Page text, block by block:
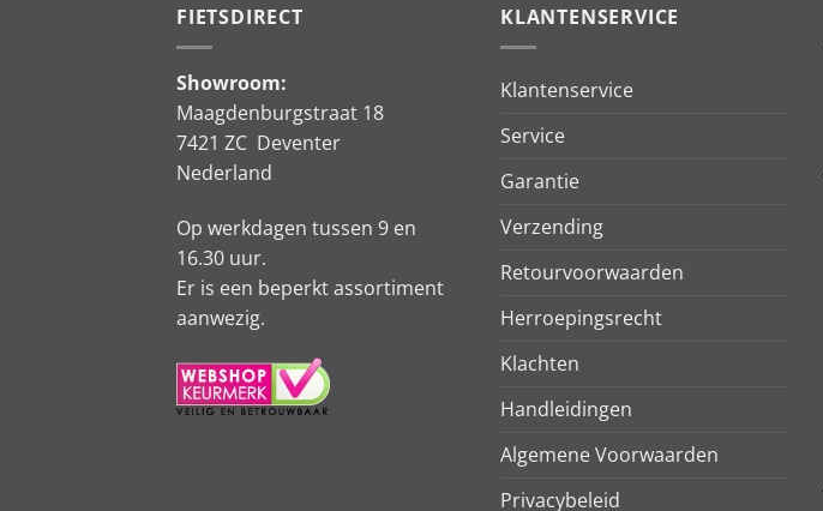
FIETSDIRECT
Showroom:
Maagdenburgstraat 18
7421 ZC Deventer
Nederland
Op werkdagen tussen 9 en
16.30 uur.
Er is een beperkt assortiment
aanwezig.
KLANTENSERVICE
Klantenservice
Service
Garantie
Verzending
Retourvoorwaarden
Herroepingsrecht
Klachten
Handleidingen
Algemene Voorwaarden
Privacybeleid